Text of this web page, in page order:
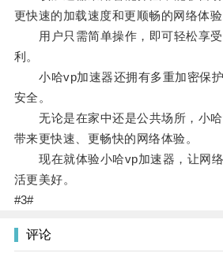
更快速的加载速度和更顺畅的网络体验
用户只需简单操作，即可轻松享受
利。
小哈vp加速器还拥有多重加密保护
安全。
无论是在家中还是公共场所，小哈
带来更快速、更畅快的网络体验。
现在就体验小哈vp加速器，让网络
活更美好。
#3#
评论